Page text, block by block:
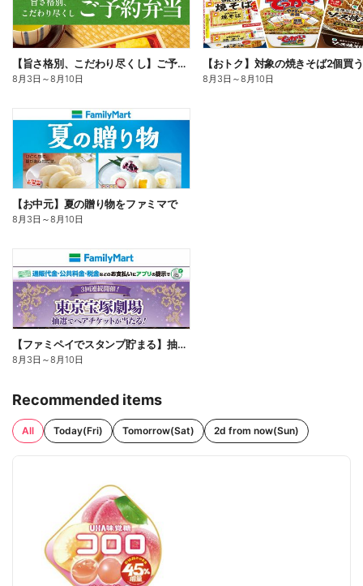
【旨さ格別、こだわり尽くし】ご予約弁当
8月3日 ～8月10日 8月3日 ～8月10日
【お中元】夏の贈り物をファミマで
8月3日 ～8月10日
【ファミペイでスタンプ貯まる】抽選でペアチケットが当たる!
8月3日 ～8月10日
Recommended items
All Today(Fri) Tomorrow(Sat) 2d from now(Sun)